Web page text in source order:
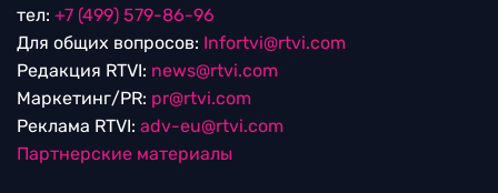
тел: +7 (499) 579-86-96
Для общих вопросов: Infortvi@rtvi.com
Редакция RTVI: news@rtvi.com
Маркетинг/PR: pr@rtvi.com
Реклама RTVI: adv-eu@rtvi.com
Партнерские материалы